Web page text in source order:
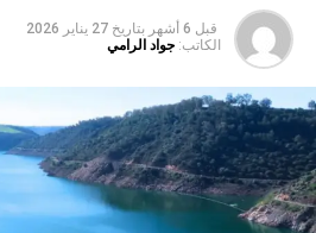
قبل 6 أشهر بتاريخ 27 يناير 2026
الكاتب: جواد الرامي